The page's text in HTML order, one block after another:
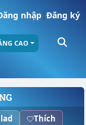
nhập|Đăng ký
CAO
Thích